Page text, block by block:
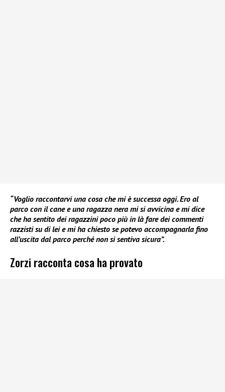
“Voglio raccontarvi una cosa che mi è successa oggi. Ero al
parco con il cane e una ragazza nera mi si avvicina e mi dice
che ha sentito dei ragazzini poco più in là fare dei commenti
razzisti su di lei e mi ha chiesto se potevo accompagnarla fino
all’uscita dal parco perché non si sentiva sicura”.
Zorzi racconta cosa ha provato